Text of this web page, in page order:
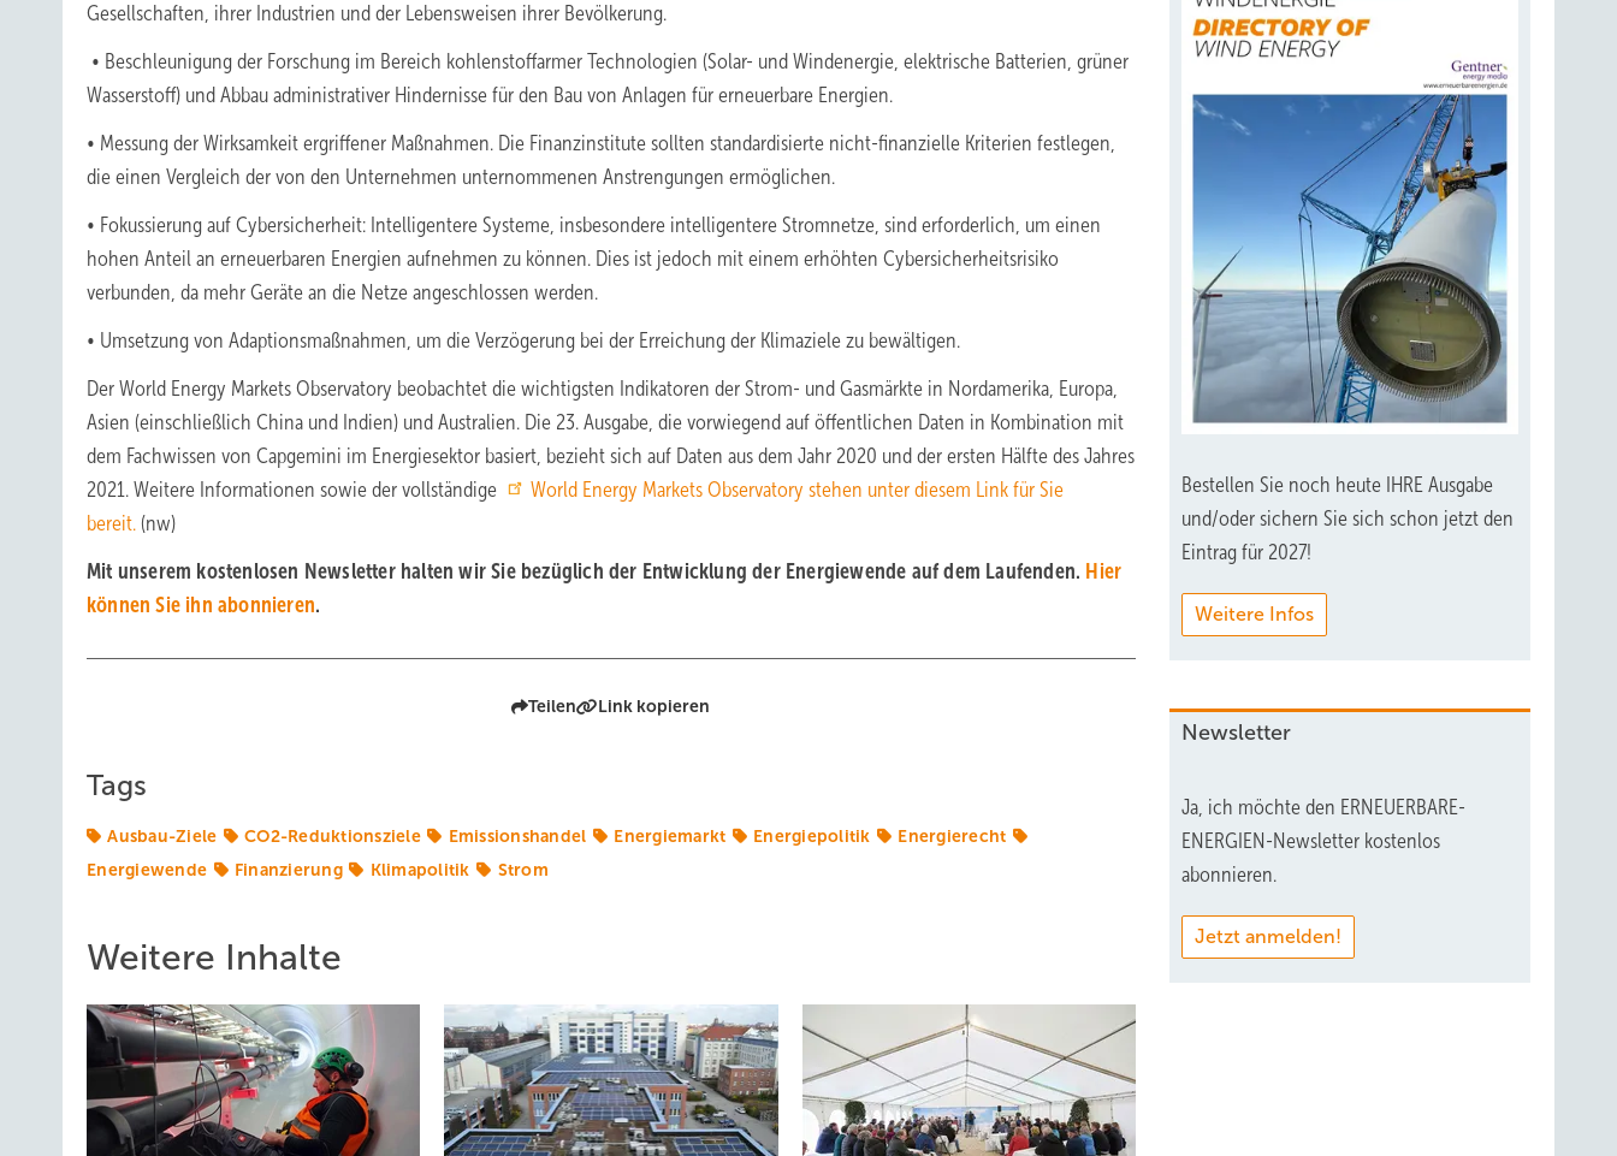
Gesellschaften, ihrer Industrien und der Lebensweisen ihrer Bevölkerung.
• Beschleunigung der Forschung im Bereich kohlenstoffarmer Technologien (Solar- und Windenergie, elektrische Batterien, grüner
Wasserstoff) und Abbau administrativer Hindernisse für den Bau von Anlagen für erneuerbare Energien.
• Messung der Wirksamkeit ergriffener Maßnahmen. Die Finanzinstitute sollten standardisierte nicht-finanzielle Kriterien festlegen,
die einen Vergleich der von den Unternehmen unternommenen Anstrengungen ermöglichen.
• Fokussierung auf Cybersicherheit: Intelligentere Systeme, insbesondere intelligentere Stromnetze, sind erforderlich, um einen
hohen Anteil an erneuerbaren Energien aufnehmen zu können. Dies ist jedoch mit einem erhöhten Cybersicherheitsrisiko
verbunden, da mehr Geräte an die Netze angeschlossen werden.
• Umsetzung von Adaptionsmaßnahmen, um die Verzögerung bei der Erreichung der Klimaziele zu bewältigen.
Der World Energy Markets Observatory beobachtet die wichtigsten Indikatoren der Strom- und Gasmärkte in Nordamerika, Europa,
Asien (einschließlich China und Indien) und Australien. Die 23. Ausgabe, die vorwiegend auf öffentlichen Daten in Kombination mit
dem Fachwissen von Capgemini im Energiesektor basiert, bezieht sich auf Daten aus dem Jahr 2020 und der ersten Hälfte des Jahres
2021. Weitere Informationen sowie der vollständige
World Energy Markets Observatory stehen unter diesem Link für Sie
bereit. (nw)
Mit unserem kostenlosen Newsletter halten wir Sie bezüglich der Entwicklung der Energiewende auf dem Laufenden. Hier
können Sie ihn abonnieren.
Teilen Link kopieren
Tags
Ausbau-Ziele CO2-Reduktionsziele Emissionshandel Energiemarkt Energiepolitik
Energierecht
Energiewende
Finanzierung Klimapolitik Strom
Weitere Inhalte
Bestellen Sie noch heute IHRE Ausgabe
und/oder sichern Sie sich schon jetzt den
Eintrag für 2027!
Weitere Infos
Newsletter
Ja, ich möchte den ERNEUERBARE-
ENERGIEN-Newsletter kostenlos
abonnieren.
Jetzt anmelden!